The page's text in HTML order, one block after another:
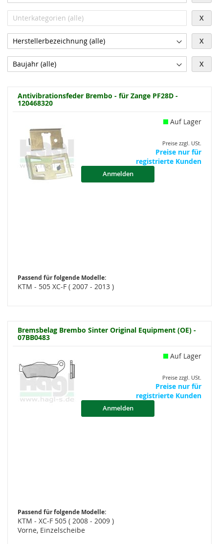
X
X
X
Antivibrationsfeder Brembo - für Zange PF28D -
120468320
Auf Lager
Preise zzgl. USt.
Preise nur für
registrierte Kunden
Anmelden
Passend für folgende Modelle:
KTM - 505 XC-F ( 2007 - 2013 )
Bremsbelag Brembo Sinter Original Equipment (OE) -
07BB0483
Auf Lager
Preise zzgl. USt.
Preise nur für
registrierte Kunden
Anmelden
Passend für folgende Modelle:
KTM - XC-F 505 ( 2008 - 2009 )
Vorne, Einzelscheibe